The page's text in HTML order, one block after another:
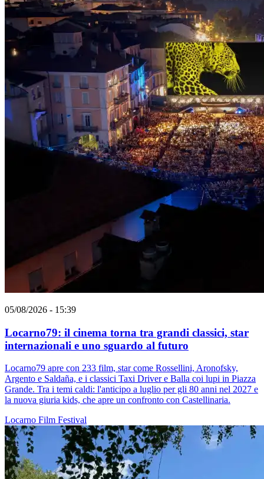
05/08/2026 - 15:39
Locarno79: il cinema torna tra grandi classici, star
internazionali e uno sguardo al futuro
Locarno79 apre con 233 film, star come Rossellini, Aronofsky,
Argento e Saldaña, e i classici Taxi Driver e Balla coi lupi in Piazza
Grande. Tra i temi caldi: l'anticipo a luglio per gli 80 anni nel 2027 e
la nuova giuria kids, che apre un confronto con Castellinaria.
Locarno Film Festival